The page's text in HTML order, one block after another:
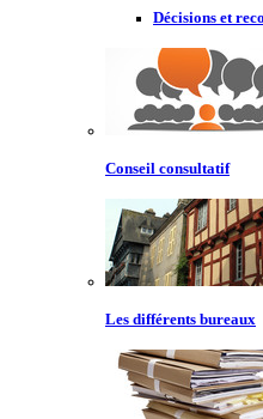
Décisions et
Conseil consultatif
Les différents bureaux